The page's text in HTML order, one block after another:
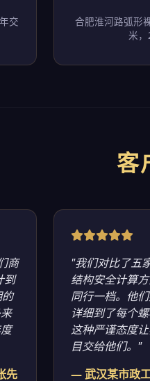
交
合肥淮河路弧形
米
客
商
到
先
"我们对比了五
结构安全计算
同行一档。他
详细到了每个
这种严谨态度
目交给他们。"
— 武汉某市政